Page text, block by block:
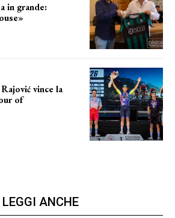
in grande:
vince la
of
LEGGI ANCHE